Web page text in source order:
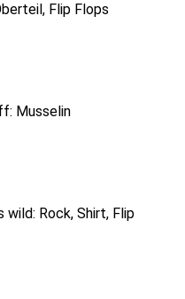
Flip Flops
Musselin
Rock, Shirt, Flip